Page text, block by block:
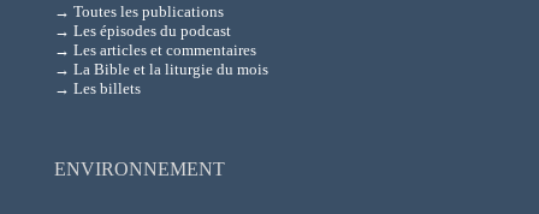
→ Toutes les publications
→ Les épisodes du podcast
→ Les articles et commentaires
→ La Bible et la liturgie du mois
→ Les billets
ENVIRONNEMENT